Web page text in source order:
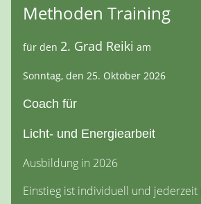
Methoden Training
für den 2. Grad Reiki am
Sonntag, den 25. Oktober 2026
Coach für
Licht- und Energiearbeit
Ausbildung in 2026
Einstieg ist individuell und jederzeit